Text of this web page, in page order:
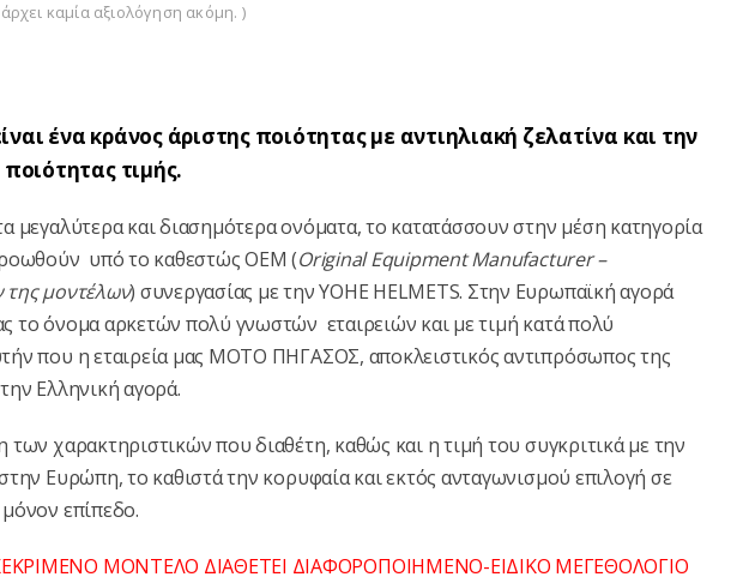
καμία αξιολόγηση ακόμη. )
ένα κράνος άριστης ποιότητας με αντιηλιακή ζελατίνα και την
τιμής.
μεγαλύτερα και διασημότερα ονόματα, το κατατάσσουν στην μέση κατηγορία
υπό το καθεστώς ΟΕΜ (Original EquipmentManufacturer–
της μοντέλων) συνεργασίας με την YOHE HELMETS. Στην Ευρωπαϊκή αγορά
το όνομα αρκετών πολύ γνωστών εταιρειών και με τιμή κατά πολύ
που η εταιρεία μας ΜΟΤΟ ΠΗΓΑΣΟΣ, αποκλειστικός αντιπρόσωπος της
Ελληνική αγορά.
των χαρακτηριστικών που διαθέτη, καθώς και η τιμή του συγκριτικά με την
Ευρώπη, το καθιστά την κορυφαία και εκτός ανταγωνισμού επιλογή σε
επίπεδο.
ΜΟΝΤΕΛΟ ΔΙΑΘΕΤΕΙ ΔΙΑΦΟΡΟΠΟΙΗΜΕΝΟ-ΕΙΔΙΚΟ ΜΕΓΕΘΟΛΟΓΙΟ